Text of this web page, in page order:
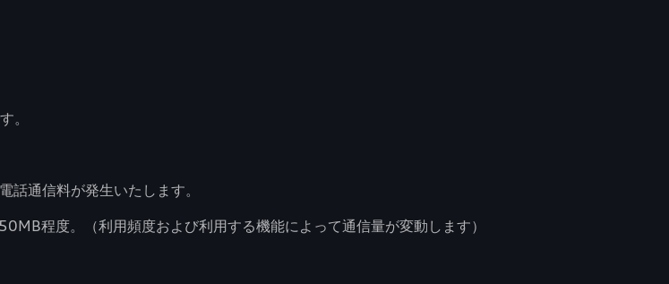
。
通信料が発生いたします。
程度。（利用頻度および利用する機能によって通信量が変動します）